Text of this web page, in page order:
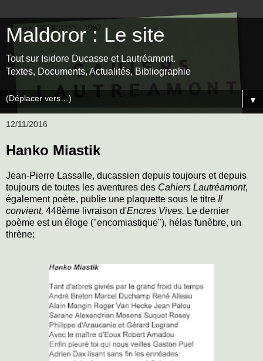
Maldoror : Le site
Tout sur Isidore Ducasse et Lautréamont.
Textes, Documents, Actualités, Bibliographie
▼
12/11/2016
Hanko Miastik
Jean-Pierre Lassalle, ducassien depuis toujours et depuis
toujours de toutes les aventures des Cahiers Lautréamont,
également poète, publie une plaquette sous le titre Il
convient, 448ème livraison d'Encres Vives. Le dernier
poème est un éloge ("encomiastique"), hélas funèbre, un
thrène: